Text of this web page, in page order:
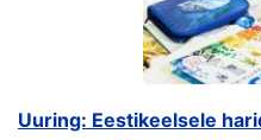
Uuring: Eestikeelsele